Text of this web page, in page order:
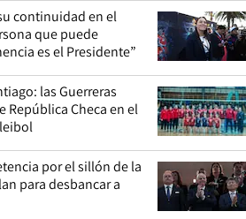
continuidad en el
que puede
es el Presidente”
las Guerreras
República Checa en el
por el sillón de la
para desbancar a